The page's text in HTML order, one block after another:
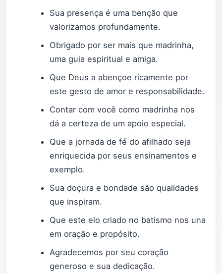
Sua presença é uma benção que
valorizamos profundamente.
Obrigado por ser mais que madrinha,
uma guia espiritual e amiga.
Que Deus a abençoe ricamente por
este gesto de amor e responsabilidade.
Contar com você como madrinha nos
dá a certeza de um apoio especial.
Que a jornada de fé do afilhado seja
enriquecida por seus ensinamentos e
exemplo.
Sua doçura e bondade são qualidades
que inspiram.
Que este elo criado no batismo nos una
em oração e propósito.
Agradecemos por seu coração
generoso e sua dedicação.